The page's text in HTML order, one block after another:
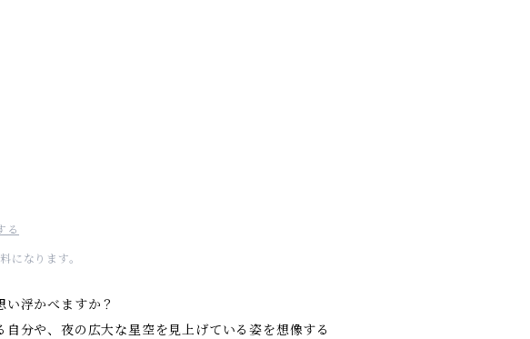
る
になります。
い浮かべますか？
分や、夜の広大な星空を見上げている姿を想像する